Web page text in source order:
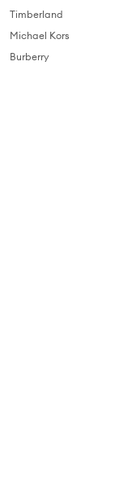
Timberland
Michael Kors
Burberry